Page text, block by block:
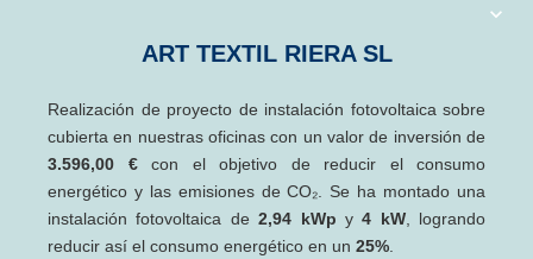

ART TEXTIL RIERA SL
Realización de proyecto de instalación fotovoltaica sobre
cubierta en nuestras oficinas con un valor de inversión de
3.596,00 €con el objetivo de reducir el consumo
energético y las emisiones de CO₂. Se ha montado una
instalación fotovoltaica de2,94 kWp y4 kW, logrando
reducir así el consumo energético en un 25%